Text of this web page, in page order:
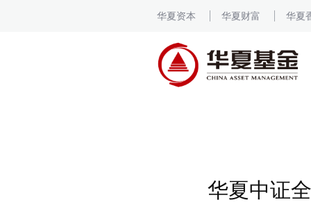
华夏资本 华夏财富 华夏
华夏中证